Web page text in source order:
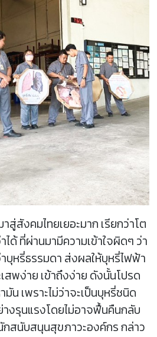
สู่สังคมไทยเยอะมาก เรียกว่าโต
ได้ ที่ผ่านมามีความเข้าใจผิดๆ ว่า
บุหรี่ธรรมดา ส่งผลให้บุหรี่ไฟฟ้า
สพง่าย เข้าถึงง่าย ดังนั้นโปรด
น เพราะไม่ว่าจะเป็นบุหรี่ชนิด
งรุนแรงโดยไม่อาจฟื้นคืนกลับ
กสนับสนุนสุขภาวะองค์กร กล่าว